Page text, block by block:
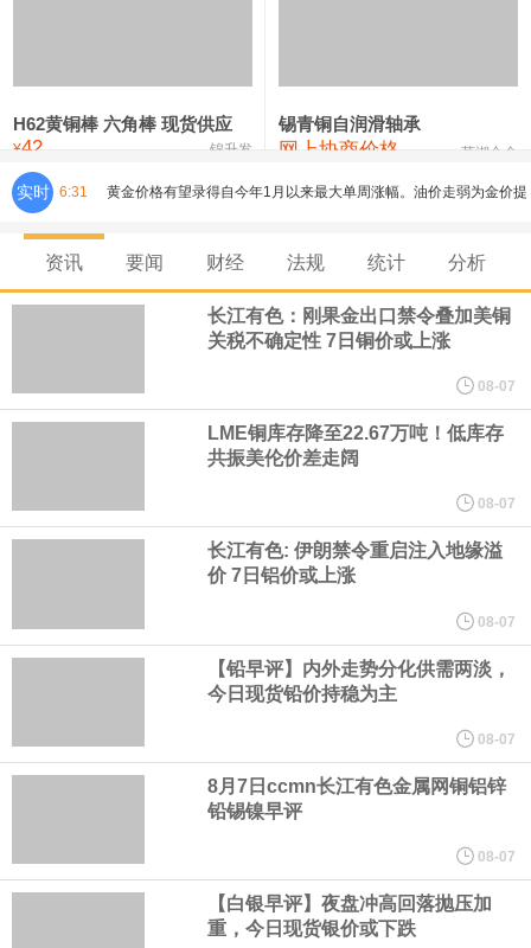
氯化镍 38,300—40,300 39,300 0
H62黄铜棒 六角棒 现货供应
¥42 锦升发
锡青铜自润滑轴承
网上协商价格 芜湖合金
实时 6:31 黄金价格有望录得自今年1月以来最大单周涨幅。油价走弱为金价提
供支撑，同时投资者正等待美国非农就业数据，以寻找美国利率前
景的线索。StoneX高级分析师马特·辛普森表示，中东和平前景改善
元上方的盘整区间中进一步上涨。
现货白银日内涨3%，现报63.37美元/盎司。
现货黄金突破4290美元/盎司，日内涨1.18%。
现货白银突破63美元/盎司，日内涨2.63%。
英国7月Halifax季调后房价指数月率 0%，预期0.1%，前值0.2%
纽约期金突破4340美元/盎司，日内涨0.94%。
资讯 要闻 财经 法规 统计 分析
长江有色：刚果金出口禁令叠加美铜
关税不确定性 7日铜价或上涨
08-07
LME铜库存降至22.67万吨！低库存
共振美伦价差走阔
08-07
长江有色: 伊朗禁令重启注入地缘溢
价 7日铝价或上涨
08-07
【铅早评】内外走势分化供需两淡，
今日现货铅价持稳为主
08-07
8月7日ccmn长江有色金属网铜铝锌
铅锡镍早评
08-07
【白银早评】夜盘冲高回落抛压加
重，今日现货银价或下跌